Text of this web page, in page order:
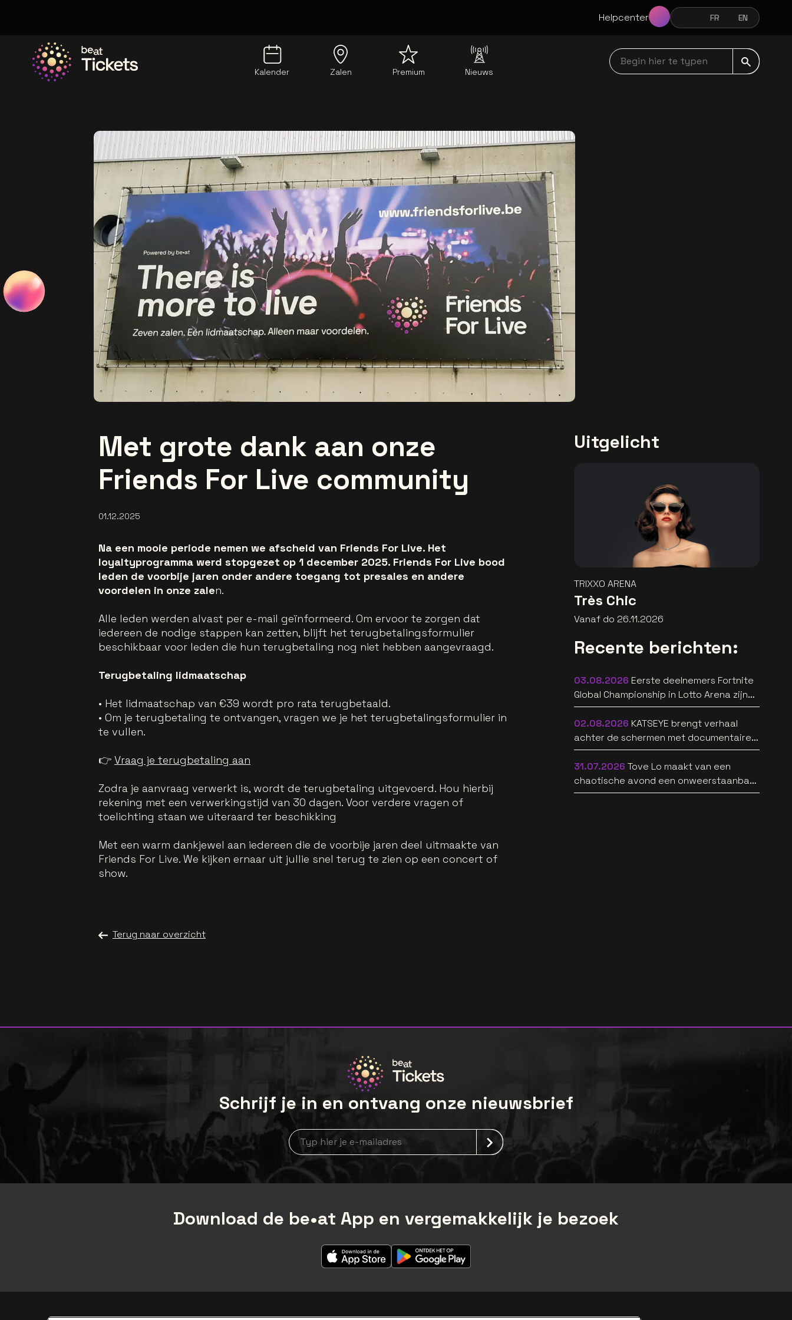
Helpcenter NEDERLANDSFRANÇAIS
FR ENGLISH
EN
Kalender Zalen Premium Nieuws
Begin hier te typen navbar
Met grote dank aan onze
Friends For Live community
01.12.2025
Na een mooie periode nemen we afscheid van Friends For Live. Het
loyaltyprogramma werd stopgezet op 1 december 2025. Friends For Live bood
leden de voorbije jaren onder andere toegang tot presales en andere
voordelen in onze zalen.
Alle leden werden alvast per e-mail geïnformeerd. Om ervoor te zorgen dat
iedereen de nodige stappen kan zetten, blijft het terugbetalingsformulier
beschikbaar voor leden die hun terugbetaling nog niet hebben aangevraagd.
Terugbetaling lidmaatschap
• Het lidmaatschap van €39 wordt pro rata terugbetaald.
• Om je terugbetaling te ontvangen, vragen we je het terugbetalingsformulier in
te vullen.
👉 Vraag je terugbetaling aan
Zodra je aanvraag verwerkt is, wordt de terugbetaling uitgevoerd. Hou hierbij
rekening met een verwerkingstijd van 30 dagen. Voor verdere vragen of
toelichting staan we uiteraard ter beschikking
Met een warm dankjewel aan iedereen die de voorbije jaren deel uitmaakte van
Friends For Live. We kijken ernaar uit jullie snel terug te zien op een concert of
show.
Terug naar overzicht
Uitgelicht
TRIXXO ARENA
Très Chic
Vanaf do 26.11.2026
Recente berichten:
03.08.2026 Eerste deelnemers Fortnite
Global Championship in Lotto Arena zijn
bekend
02.08.2026 KATSEYE brengt verhaal
achter de schermen met documentaire
WILD HEARTS [trailer]
31.07.2026 Tove Lo maakt van een
chaotische avond een onweerstaanbare
popsong
Schrijf je in en ontvang onze nieuwsbrief
Nieuwsbrief aanmelding
Download de be•at App en vergemakkelijk je bezoek